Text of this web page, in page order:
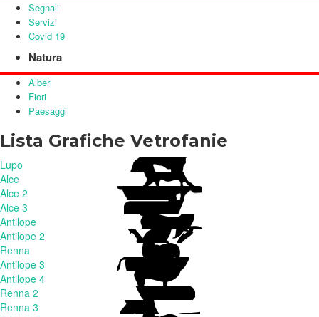
Segnali
Servizi
Covid 19
Natura
Alberi
Fiori
Paesaggi
Lista Grafiche Vetrofanie
Lupo
Alce
Alce 2
Alce 3
Antilope
Antilope 2
Renna
Antilope 3
Antilope 4
Renna 2
Renna 3